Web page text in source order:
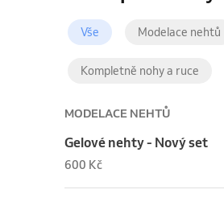
Vše Modelace nehtů
Kompletně nohy a ruce
MODELACE NEHTŮ
Gelové nehty - Nový set
600 Kč